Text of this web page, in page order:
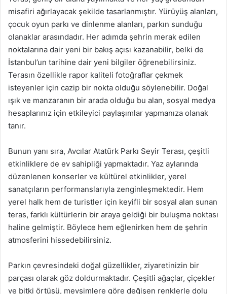
misafiri ağırlayacak şekilde tasarlanmıştır. Yürüyüş alanları,
çocuk oyun parkı ve dinlenme alanları, parkın sunduğu
olanaklar arasındadır. Her adımda şehrin merak edilen
noktalarına dair yeni bir bakış açısı kazanabilir, belki de
İstanbul’un tarihine dair yeni bilgiler öğrenebilirsiniz.
Terasın özellikle rapor kaliteli fotoğraflar çekmek
isteyenler için cazip bir nokta olduğu söylenebilir. Doğal
ışık ve manzaranın bir arada olduğu bu alan, sosyal medya
hesaplarınız için etkileyici paylaşımlar yapmanıza olanak
tanır.
Bunun yanı sıra, Avcılar Atatürk Parkı Seyir Terası, çeşitli
etkinliklere de ev sahipliği yapmaktadır. Yaz aylarında
düzenlenen konserler ve kültürel etkinlikler, yerel
sanatçıların performanslarıyla zenginleşmektedir. Hem
yerel halk hem de turistler için keyifli bir sosyal alan sunan
teras, farklı kültürlerin bir araya geldiği bir buluşma noktası
haline gelmiştir. Böylece hem eğlenirken hem de şehrin
atmosferini hissedebilirsiniz.
Parkın çevresindeki doğal güzellikler, ziyaretinizin bir
parçası olarak göz doldurmaktadır. Çeşitli ağaçlar, çiçekler
ve bitki örtüsü, mevsimlere göre değişen renklerle dolu